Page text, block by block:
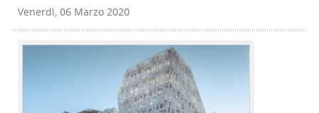
Venerdì, 06 Marzo 2020